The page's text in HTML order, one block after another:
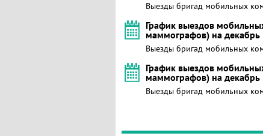
Выезды бригад мобильных
График выездов
маммографов) на декабрь
Выезды бригад мобильных
График выездов
маммографов) на декабрь
Выезды бригад мобильных